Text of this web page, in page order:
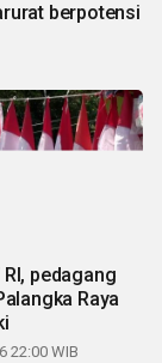
berpotensi
pedagang
Raya
22:00 WIB